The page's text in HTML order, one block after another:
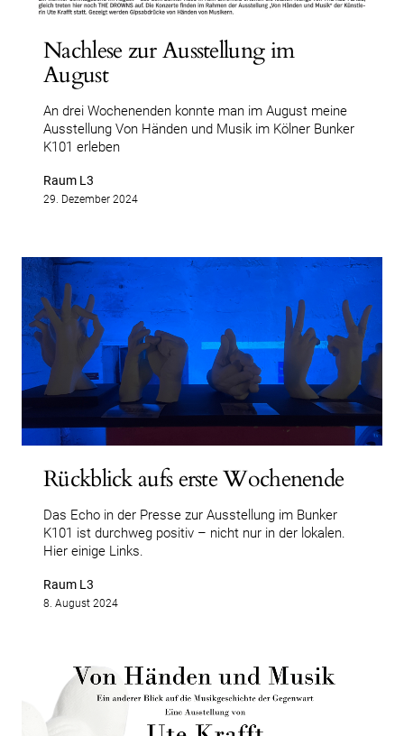
Nachlese zur Ausstellung im
August
An drei Wochenenden konnte man im August meine
Ausstellung Von Händen und Musik im Kölner Bunker
K101 erleben
Raum L3
29. Dezember 2024
Rückblick aufs erste Wochenende
Das Echo in der Presse zur Ausstellung im Bunker
K101 ist durchweg positiv – nicht nur in der lokalen.
Hier einige Links.
Raum L3
8. August 2024